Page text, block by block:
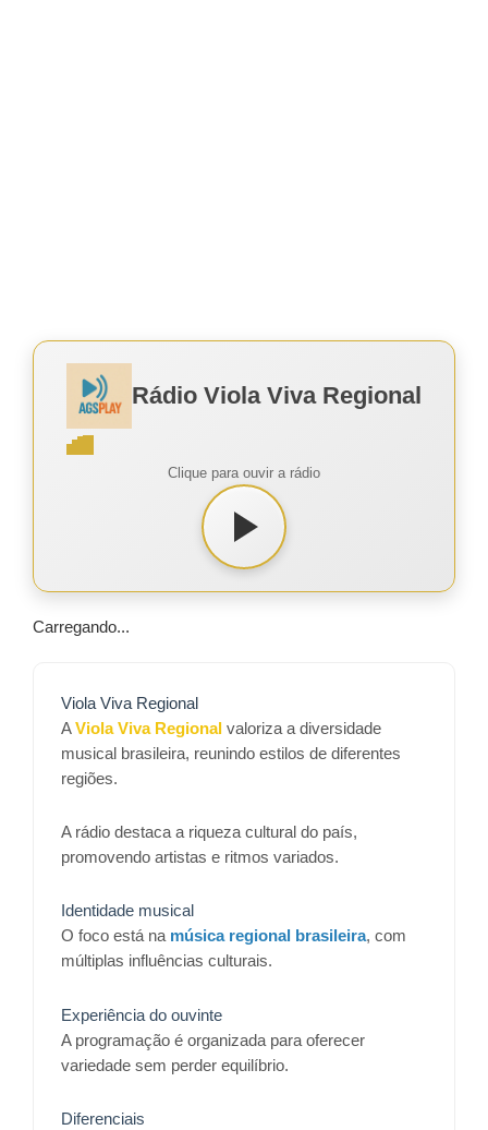
Rádio Viola Viva Regional
Clique para ouvir a rádio
Carregando...
Viola Viva Regional
AViola Viva Regional valoriza a diversidade
musical brasileira, reunindo estilos de diferentes
regiões.
A rádio destaca a riqueza cultural do país,
promovendo artistas e ritmos variados.
Identidade musical
O foco está na música regional brasileira, com
múltiplas influências culturais.
Experiência do ouvinte
A programação é organizada para oferecer
variedade sem perder equilíbrio.
Diferenciais